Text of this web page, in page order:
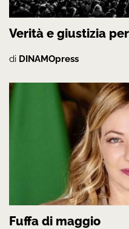
Verità e giustizia
di DINAMOpress
Fuffa di maggio